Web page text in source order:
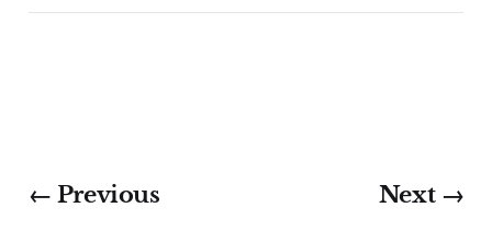
← Previous Next →